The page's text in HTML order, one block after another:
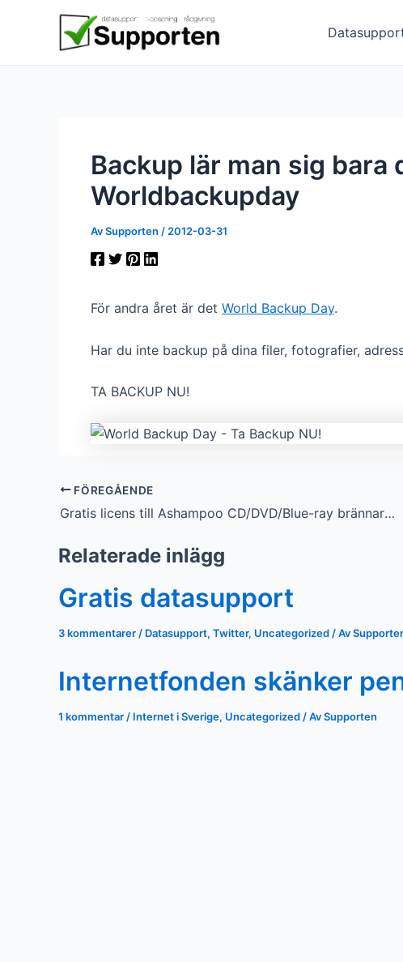
Backup lär man sig bara
Worldbackupday
AvSupporten / 2012-03-31
För andra året är det World Backup Day.
Har du inte backup på dina filer, fotografier,
TA BACKUP NU!
FÖREGÅENDE
Gratis licens till Ashampoo CD/DVD/Blue-ray brännarprogram under helgen
Relaterade inlägg
Gratis datasupport
3 kommentarer / Datasupport, Twitter, Uncategorized / Av
Internetfonden skänker
1 kommentar / Internet i Sverige, Uncategorized / AvSupporten